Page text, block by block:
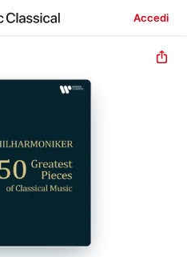
Accedi